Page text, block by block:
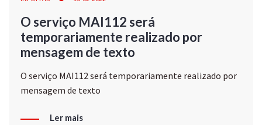
O serviço MAI112 será
temporariamente realizado por
mensagem de texto
O serviço MAI112 será temporariamente realizado por
mensagem de texto
Ler mais